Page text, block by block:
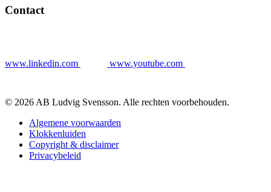
Contact
www.linkedin.com www.youtube.com
© 2026 AB Ludvig Svensson. Alle rechten voorbehouden.
Algemene voorwaarden
Klokkenluiden
Copyright & disclaimer
Privacybeleid